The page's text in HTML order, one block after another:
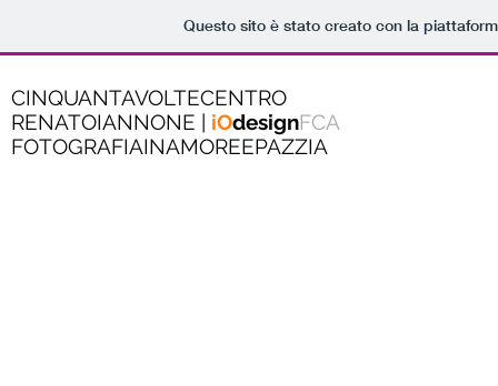
Questo sito è stato creato con la
CINQUANTAVOLTECENTRO
RENATOIANNONE | iOdesignFCA
FOTOGRAFIAINAMOREEPAZZIA